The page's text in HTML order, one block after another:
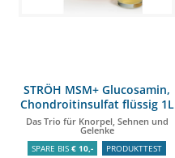
STRÖH MSM+ Glucosamin,
Chondroitinsulfat flüssig 1L
Das Trio für Knorpel, Sehnen und
Gelenke
SPARE BIS € 10,- PRODUKTTEST